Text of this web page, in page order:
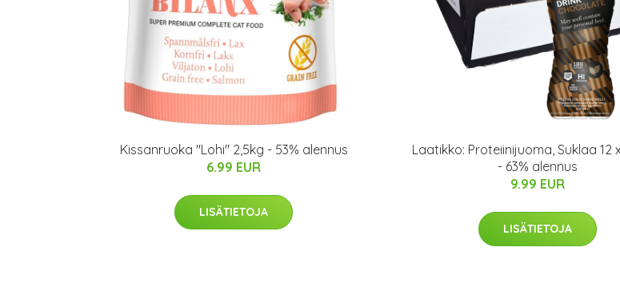
Kissanruoka "Lohi" 2,5kg - 53% alennus
6.99 EUR
LISÄTIETOJA
Laatikko: Proteiinijuoma, Suklaa 12
- 63% alennus
9.99 EUR
LISÄTIETOJA